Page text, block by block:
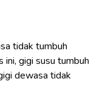
tidak tumbuh
ini, gigi susu tumbuh
dewasa tidak